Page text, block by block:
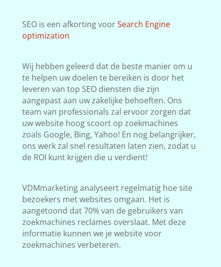
SEO is een afkorting voorSearch Engine
optimization
Wij hebben geleerd dat de beste manier om u
te helpen uw doelen te bereiken is door het
leveren van top SEO diensten die zijn
aangepast aan uw zakelijke behoeften. Ons
team van professionals zal ervoor zorgen dat
uw website hoog scoort op zoekmachines
zoals Google, Bing, Yahoo! En nog belangrijker,
ons werk zal snel resultaten laten zien, zodat u
de ROI kunt krijgen die u verdient!
VDMmarketing analyseert regelmatig hoe site
bezoekers met websites omgaan. Het is
aangetoond dat 70% van de gebruikers van
zoekmachines reclames overslaat. Met deze
informatie kunnen we je website voor
zoekmachines verbeteren.